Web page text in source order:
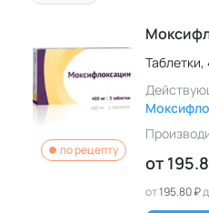
по рецепту
Таблетки,
от
от195.80 ₽